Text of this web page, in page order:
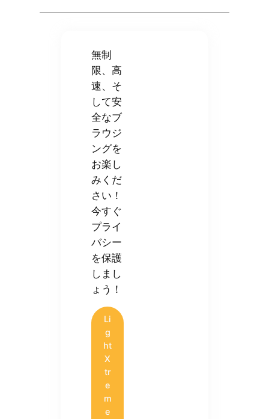
無制
限、高
速、そ
して安
全なブ
ラウジ
ングを
お楽し
みくだ
さい！
今すぐ
プライ
バシー
を保護
しまし
ょう！
Li
g
ht
X
tr
e
m
e